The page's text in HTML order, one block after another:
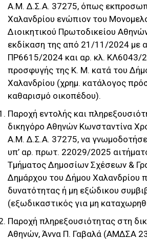
Α.Μ. Δ.Σ.Α. 37275, όπως
Χαλανδρίου ενώπιον του
Διοικητικού Πρωτοδικείου
εκδίκαση της από 21/11/2024 με
ΠΡ6615/2024 και αρ. κλ. ΚΛ6043/
προσφυγής της Κ. Μ. κατά του
Χαλανδρίου (χρημ. κατάλογος
καθαρισμό οικοπέδου).
Παροχή εντολής και
δικηγόρο Αθηνών Κωνσταντίνα
Α.Μ. Δ.Σ.Α. 37275, να
υπ’ αρ. πρωτ. 22029/2025
Τμήματος Δημοσίων Σχέσεων &
Δημάρχου του Δήμου Χαλανδρίου
δυνατότητας ή μη εξώδικου
(εξωδικαστικός για μη
Παροχή πληρεξουσιότητας στη
Αθηνών, Άννα Π. Γαβαλά (ΑΜΔΣΑ